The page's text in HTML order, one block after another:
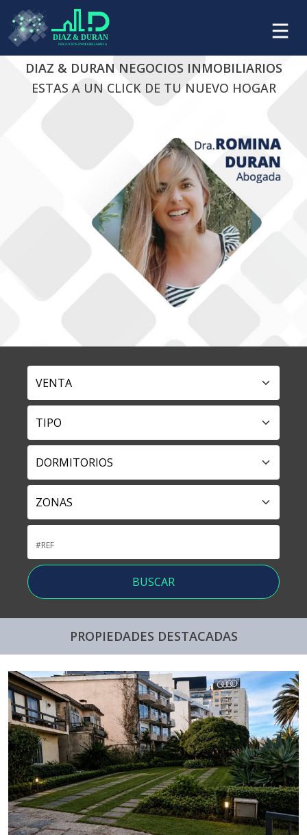
DIAZ & DURAN NEGOCIOS INMOBILIARIOS
ESTAS A UN CLICK DE TU NUEVO HOGAR
PROPIEDADES DESTACADAS